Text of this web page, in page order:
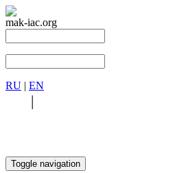
mak-iac.org
RU | EN
|
Toggle navigation